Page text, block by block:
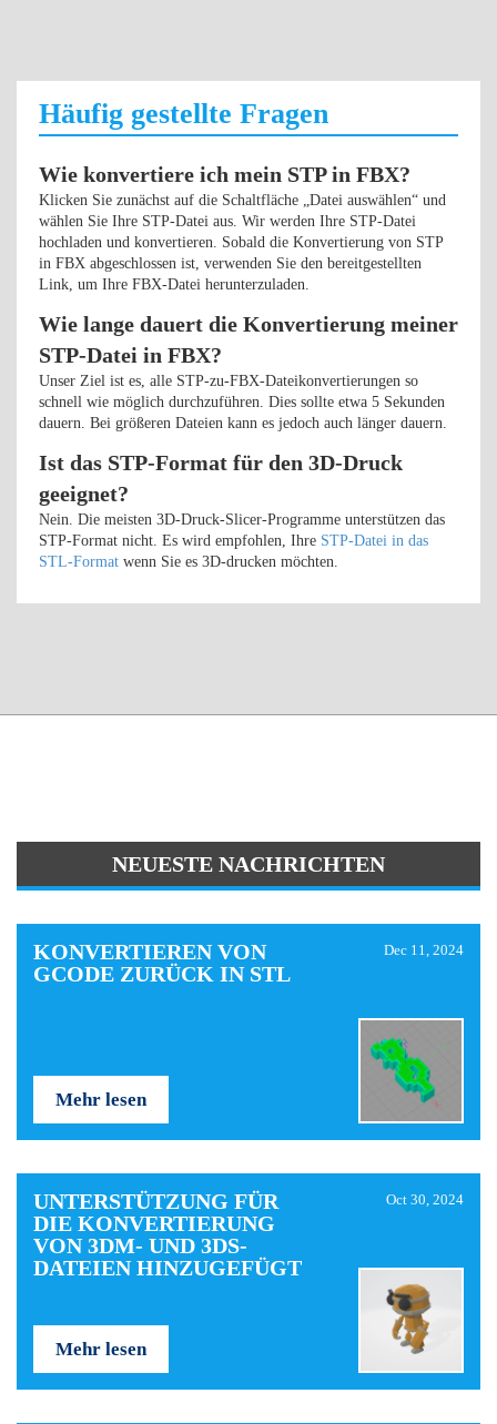
Häufig gestellte Fragen
Wie konvertiere ich mein STP in FBX?
Klicken Sie zunächst auf die Schaltfläche „Datei auswählen“ und
wählen Sie Ihre STP-Datei aus. Wir werden Ihre STP-Datei
hochladen und konvertieren. Sobald die Konvertierung von STP
in FBX abgeschlossen ist, verwenden Sie den bereitgestellten
Link, um Ihre FBX-Datei herunterzuladen.
Wie lange dauert die Konvertierung meiner
STP-Datei in FBX?
Unser Ziel ist es, alle STP-zu-FBX-Dateikonvertierungen so
schnell wie möglich durchzuführen. Dies sollte etwa 5 Sekunden
dauern. Bei größeren Dateien kann es jedoch auch länger dauern.
Ist das STP-Format für den 3D-Druck
geeignet?
Nein. Die meisten 3D-Druck-Slicer-Programme unterstützen das
STP-Format nicht. Es wird empfohlen, Ihre STP-Datei in das
STL-Format wenn Sie es 3D-drucken möchten.
NEUESTE NACHRICHTEN
KONVERTIEREN VON
GCODE ZURÜCK IN STL
Dec 11, 2024
Mehr lesen
UNTERSTÜTZUNG FÜR
DIE KONVERTIERUNG
VON 3DM- UND 3DS-
DATEIEN HINZUGEFÜGT
Oct 30, 2024
Mehr lesen